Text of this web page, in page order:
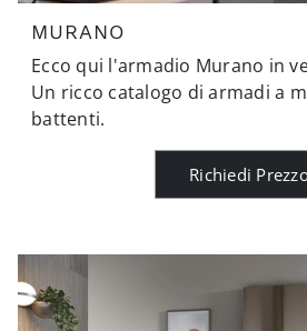
MURANO
Ecco qui l'armadio Murano in
Un ricco catalogo di armadi a
battenti.
Richiedi